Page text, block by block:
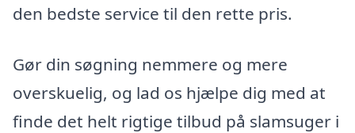
den bedste service til den rette pris.
Gør din søgning nemmere og mere
overskuelig, og lad os hjælpe dig med at
finde det helt rigtige tilbud på slamsuger i